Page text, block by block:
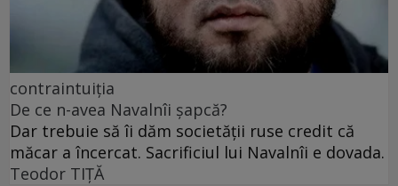
contraintuiția
De ce n-avea Navalnîi șapcă?
Dar trebuie să îi dăm societății ruse credit că
măcar a încercat. Sacrificiul lui Navalnîi e dovada.
Teodor TIŢĂ